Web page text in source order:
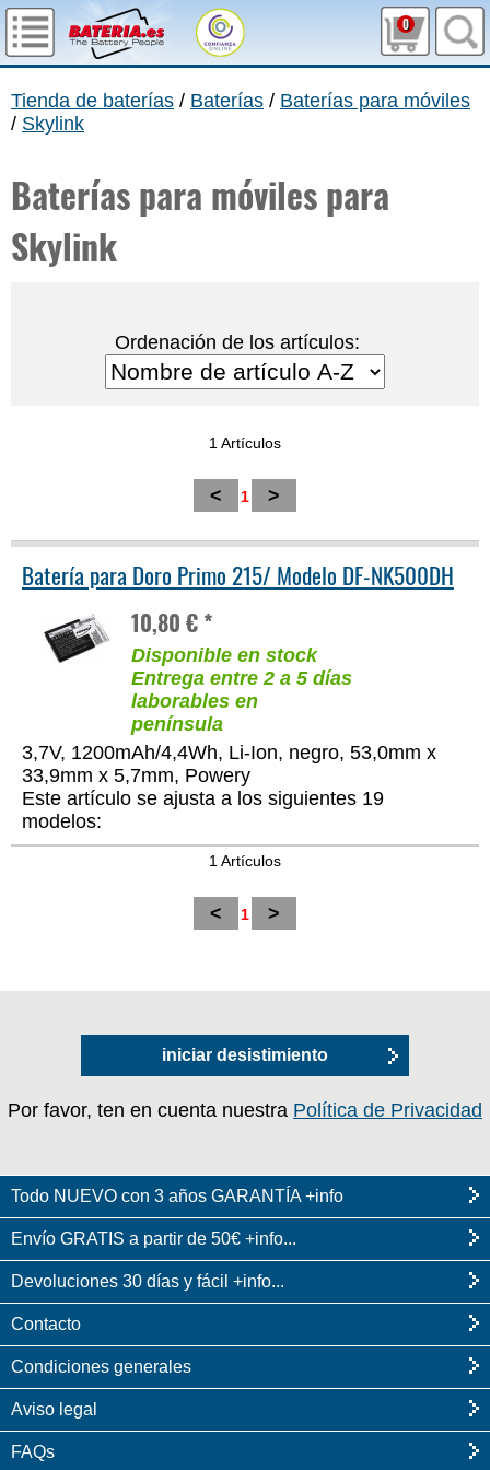
0
Tienda de baterías / Baterías / Baterías para móviles
/ Skylink
Baterías para móviles para
Skylink
Ordenación de los artículos:
1 Artículos
< 1 >
Batería para Doro Primo 215/ Modelo DF-NK500DH
10,80 € *
Disponible en stock
Entrega entre 2 a 5 días
laborables en
península
3,7V, 1200mAh/4,4Wh, Li-Ion, negro, 53,0mm x
33,9mm x 5,7mm, Powery
Este artículo se ajusta a los siguientes 19
modelos:
1 Artículos
< 1 >
iniciar desistimiento
Por favor, ten en cuenta nuestra Política de Privacidad
Todo NUEVO con 3 años GARANTÍA +info
Envío GRATIS a partir de 50€ +info...
Devoluciones 30 días y fácil +info...
Contacto
Condiciones generales
Aviso legal
FAQs